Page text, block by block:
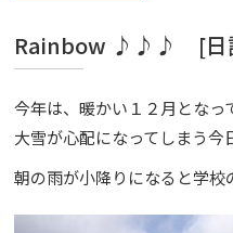
Rainbow ♪♪♪ [日
今年は、暖かい１２月となっ
大雪が心配になってしまう今
朝の雨が小降りになると学